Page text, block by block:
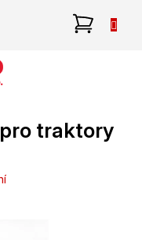
traktory